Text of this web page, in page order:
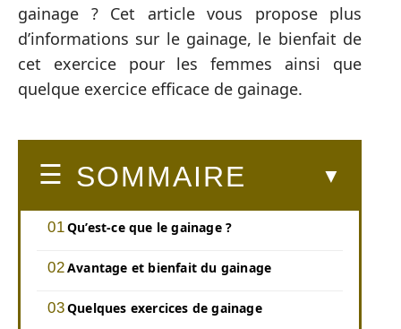
gainage ? Cet article vous propose plus
d’informations sur le gainage, le bienfait de
cet exercice pour les femmes ainsi que
quelque exercice efficace de gainage.
SOMMAIRE
Qu’est-ce que le gainage ?
Avantage et bienfait du gainage
Quelques exercices de gainage